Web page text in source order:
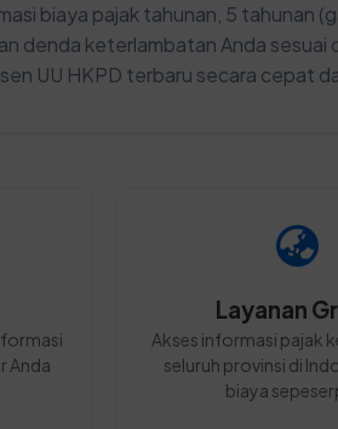
biaya pajak tahunan, 5 tahunan
denda keterlambatan Anda sesuai
UU HKPD terbaru secara cepat
Anda
Layanan
Akses informasi pajak
seluruh provinsi di
biaya